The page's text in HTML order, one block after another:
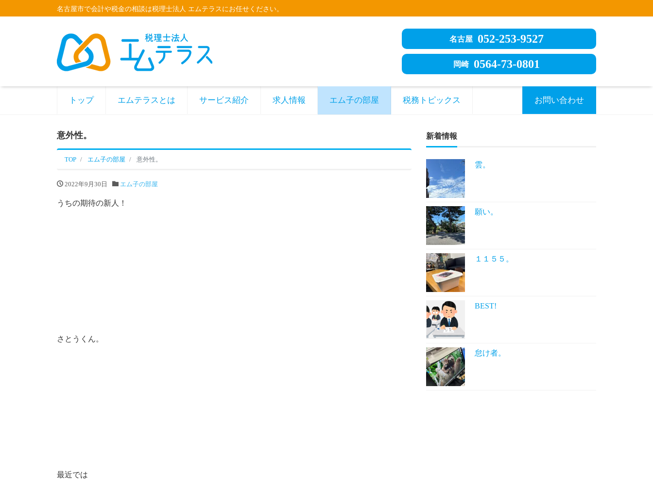
名古屋市で会計や税金の相談は税理士法人 エムテラスにお任せください。
名古屋 052-253-9527
岡崎 0564-73-0801
トップ エムテラスとは サービス紹介 求人情報 エム子の部屋 税務トピックス お問い合わせ
意外性。
TOP エム子の部屋 意外性。
2022年9月30日 エム子の部屋
うちの期待の新人！
さとうくん。
最近では
新着情報
雲。
願い。
１１５５。
BEST!
怠け者。